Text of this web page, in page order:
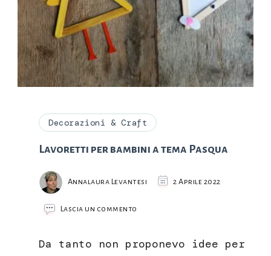
Decorazioni & Craft
Lavoretti per bambini a tema Pasqua
Annalaura Levantesi 2 Aprile 2022
Lascia un commento
bambini
Da tanto non proponevo idee per